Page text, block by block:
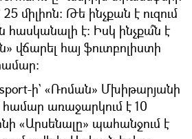
միլիոն: Թե ինչքան է ուզում
հասկանալի է: Իսկ ինչքա՞ն է
հայ ֆուտբոլիստի
ի` «Ռոման» Մխիթարյանի
համար առաջարկում է 10
«Արսենալը» պահանջում է